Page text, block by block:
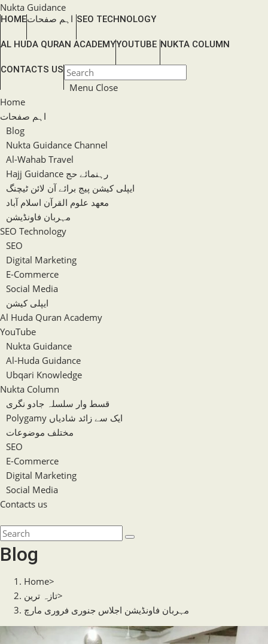
Skip
to
Nukta Guidance
HOMEاہم صفحات SEO TECHNOLOGY
AL HUDA QURAN ACADEMYYOUTUBE NUKTA COLUMN
CONTACTS USTOGGLE
WEBSITE
SEARCH
Menu Close
Home
اہم صفحات
Blog
Nukta Guidance Channel
Al-Wahab Travel
Hajj Guidance رہنمائے حج
ایپلی کیشن پیج برائے آن لائن ٹیچنگ
معھد علوم القرآن اسلام آباد
مہربان فاونڈیشن
SEO Technology
SEO
Digital Marketing
E-Commerce
Social Media
ایپلی کیشن
Al Huda Quran Academy
YouTube
Nukta Guidance
Al-Huda Guidance
Ubqari Knowledge
Nukta Column
قسط وار سلسلہ جادو نگری
Polygamy ایک سے زائد شادیاں
مختلف موضوعات
SEO
E-Commerce
Digital Marketing
Social Media
Contacts us
website
search
Search
this
website
Blog
Home>
تازہ ترین>
مہربان فاونڈیشن اجلاس جنوری فروری مارچ